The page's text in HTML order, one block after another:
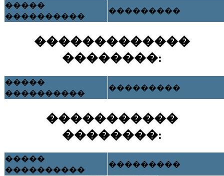
�����
����������
���������
�������������
��������:
�����
����������
���������
�����������
��������:
�����
����������
���������